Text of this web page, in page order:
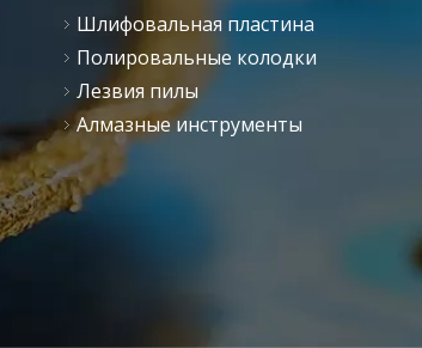
Шлифовальная пластина
Полировальные колодки
Лезвия пилы
Алмазные инструменты